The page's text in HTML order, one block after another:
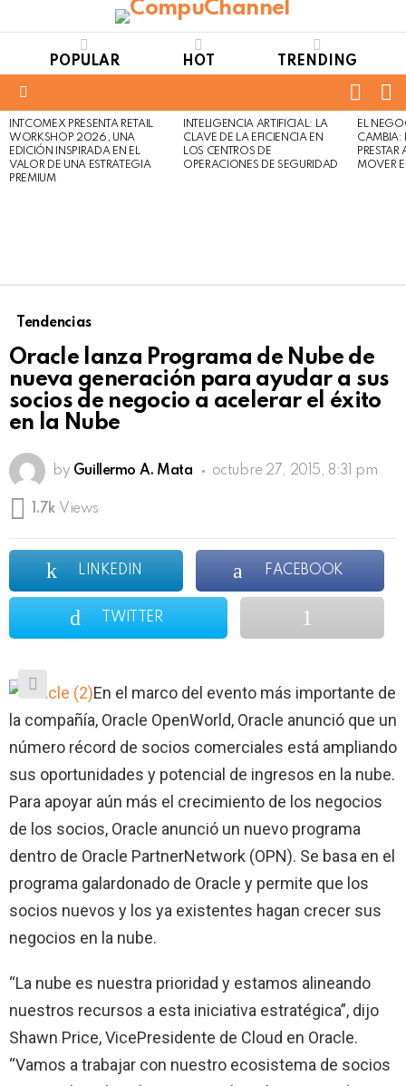
POPULAR HOT TRENDING
LATEST
STORIES
INTCOMEX PRESENTA RETAIL
WORKSHOP 2026, UNA
EDICIÓN INSPIRADA EN EL
VALOR DE UNA ESTRATEGIA
PREMIUM
INTELIGENCIA ARTIFICIAL: LA
CLAVE DE LA EFICIENCIA EN
LOS CENTROS DE
OPERACIONES DE SEGURIDAD
EL
CAMBIA:
MOVER
Tendencias
Oracle lanza Programa de Nube de
nueva generación para ayudar a sus
socios de negocio a acelerar el éxito
en la Nube
by Guillermo A. Mata octubre 27, 2015, 8:31 pm
1.7k Views
LINKEDIN FACEBOOK
TWITTER
En el marco del evento más importante de
la compañía, Oracle OpenWorld, Oracle anunció que un
número récord de socios comerciales está ampliando
sus oportunidades y potencial de ingresos en la nube.
Para apoyar aún más el crecimiento de los negocios
de los socios, Oracle anunció un nuevo programa
dentro de Oracle PartnerNetwork (OPN). Se basa en el
programa galardonado de Oracle y permite que los
socios nuevos y los ya existentes hagan crecer sus
negocios en la nube.
“La nube es nuestra prioridad y estamos alineando
nuestros recursos a esta iniciativa estratégica”, dijo
Shawn Price, VicePresidente de Cloud en Oracle.
“Vamos a trabajar con nuestro ecosistema de socios